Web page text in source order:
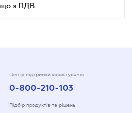
що з ПДВ
Центр підтримки користувачів
0-800-210-103
Підбір продуктів та рішень